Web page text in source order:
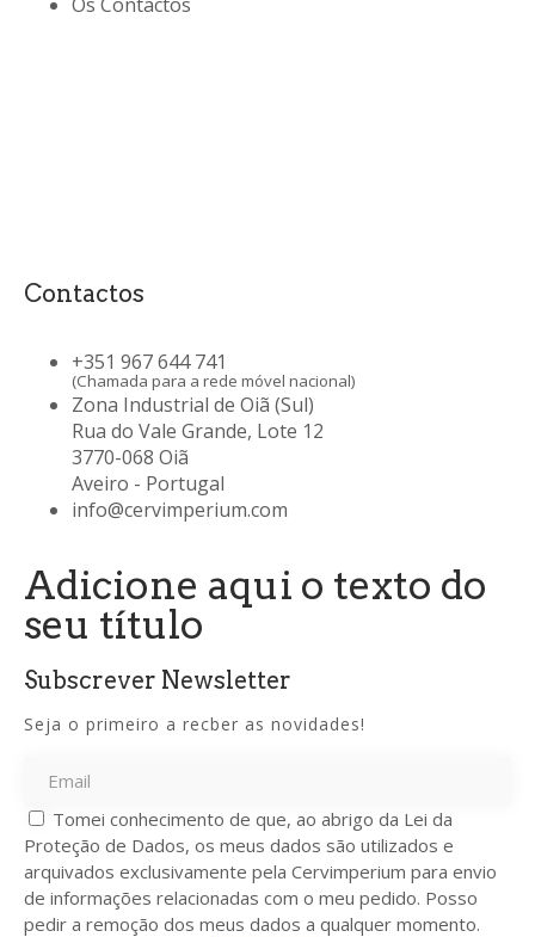
Contactos
+351 967 644 741
(Chamada para a rede móvel nacional)
Zona Industrial de Oiã (Sul)
Rua do Vale Grande, Lote 12
3770-068 Oiã
Aveiro - Portugal
info@cervimperium.com
Adicione aqui o texto do
seu título
Subscrever Newsletter
Seja o primeiro a recber as novidades!
Tomei conhecimento de que, ao abrigo da Lei da
Proteção de Dados, os meus dados são utilizados e
arquivados exclusivamente pela Cervimperium para envio
de informações relacionadas com o meu pedido. Posso
pedir a remoção dos meus dados a qualquer momento.